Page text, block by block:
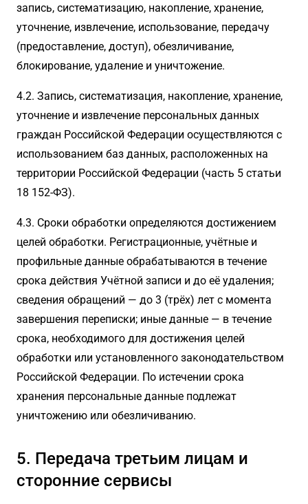
запись, систематизацию, накопление, хранение,
уточнение, извлечение, использование, передачу
(предоставление, доступ), обезличивание,
блокирование, удаление и уничтожение.
4.2. Запись, систематизация, накопление, хранение,
уточнение и извлечение персональных данных
граждан Российской Федерации осуществляются с
использованием баз данных, расположенных на
территории Российской Федерации (часть 5 статьи
18 152-ФЗ).
4.3. Сроки обработки определяются достижением
целей обработки. Регистрационные, учётные и
профильные данные обрабатываются в течение
срока действия Учётной записи и до её удаления;
сведения обращений — до 3 (трёх) лет с момента
завершения переписки; иные данные — в течение
срока, необходимого для достижения целей
обработки или установленного законодательством
Российской Федерации. По истечении срока
хранения персональные данные подлежат
уничтожению или обезличиванию.
5. Передача третьим лицам и
сторонние сервисы